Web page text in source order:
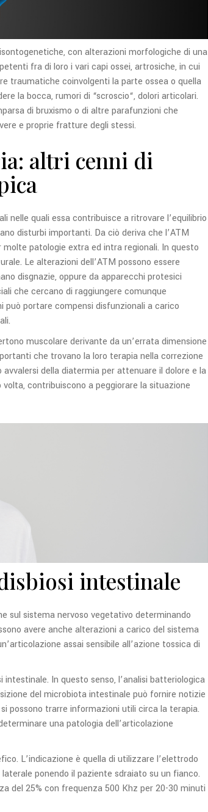
con alterazioni morfologiche di una
fra di loro i vari capi ossei, artrosiche, in cui
traumatiche coinvolgenti la parte ossea o quella
la bocca, rumori di “scroscio“, dolori articolari.
di bruxismo o di altre parafunzioni che
e proprie fratture degli stessi.
altri cenni di
nelle quali essa contribuisce a ritrovare l’equilibrio
disturbi importanti. Da ciò deriva che l’ATM
patologie extra ed intra regionali. In questo
Le alterazioni dell’ATM possono essere
disgnazie, oppure da apparecchi protesici
che cercano di raggiungere comunque
portare compensi disfunzionali a carico
muscolare derivante da un’errata dimensione
che trovano la loro terapia nella correzione
della diatermia per attenuare il dolore e la
contribuiscono a peggiorare la situazione
intestinale
sul sistema nervoso vegetativo determinando
avere anche alterazioni a carico del sistema
assai sensibile all’azione tossica di
intestinale. In questo senso, l’analisi batteriologica
del microbiota intestinale può fornire notizie
possono trarre informazioni utili circa la terapia.
una patologia dell’articolazione
L’indicazione è quella di utilizzare l’elettrodo
ponendo il paziente sdraiato su un fianco.
del 25% con frequenza 500 Khz per 20-30 minuti